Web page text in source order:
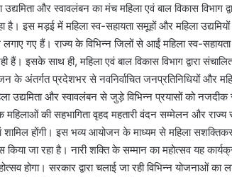
उद्यमिता और स्वावलंबन का मंच महिला एवं बाल विकास
है। इस मड़ई में महिला स्व-सहायता समूहों और महिला
लगाए गए हैं। राज्य के विभिन्न जिलों से आईं महिला स्व-
हैं। इसके साथ ही, महिला एवं बाल विकास विभाग द्वारा
के अंतर्गत प्रदेशभर से नवनिर्वाचित जनप्रतिनिधियों और
उद्यमिता और स्वावलंबन से जुड़े विभिन्न प्रयासों को
महिलाओं की सहभागिता वृहद महतारी वंदन सम्मेलन और
शामिल होंगी। इस भव्य आयोजन के माध्यम से महिला
किया जा रहा है। नारी शक्ति के सम्मान का महोत्सव यह
होगा। सरकार द्वारा चलाई जा रही विभिन्न